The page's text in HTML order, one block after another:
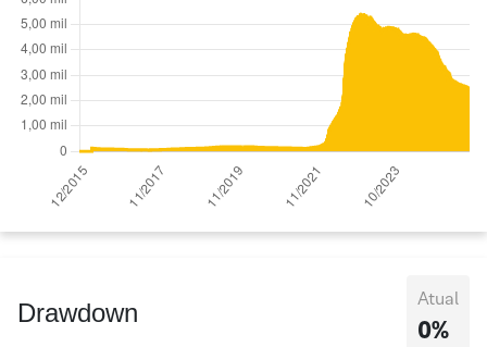
Drawdown Atual
0%